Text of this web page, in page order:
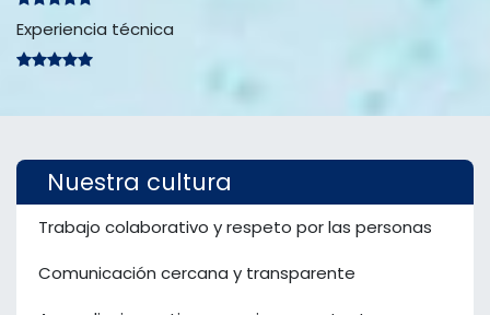
Experiencia técnica
Nuestra cultura
Trabajo colaborativo y respeto por las personas
Comunicación cercana y transparente